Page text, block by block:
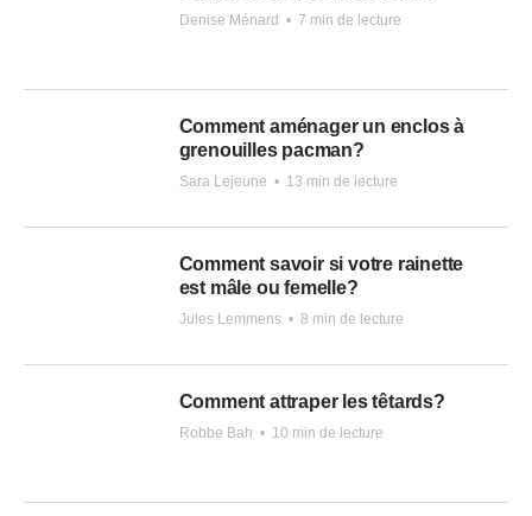
Denise Ménard • 7 min de lecture
Comment aménager un enclos à
grenouilles pacman?
Sara Lejeune • 13 min de lecture
Comment savoir si votre rainette
est mâle ou femelle?
Jules Lemmens • 8 min de lecture
Comment attraper les têtards?
Robbe Bah • 10 min de lecture